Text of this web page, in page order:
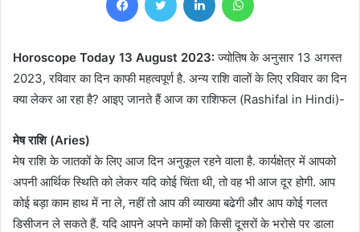
Horoscope Today 13 August 2023:ज्योतिष के अनुसार 13 अगस्त
2023, रविवार का दिन काफी महत्वपूर्ण है. अन्य राशि वालों के लिए रविवार का दिन
क्या लेकर आ रहा है? आइए जानते हैं आज का राशिफल (Rashifal in Hindi)-
मेष राशि (Aries)
मेष राशि के जातकों के लिए आज दिन अनुकूल रहने वाला है. कार्यक्षेत्र में आपको
अपनी आर्थिक स्थिति को लेकर यदि कोई चिंता थी, तो वह भी आज दूर होगी. आप
कोई बड़ा काम हाथ में ना ले, नहीं तो आप की व्याख्या बढेगी और आप कोई गलत
डिसीजन ले सकते हैं. यदि आपने अपने कामों को किसी दूसरों के भरोसे पर डाला